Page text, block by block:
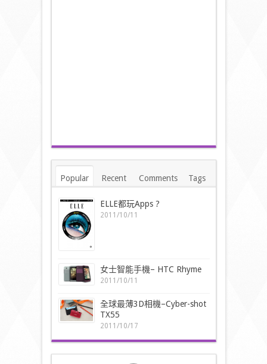
Popular Recent Comments Tags
ELLE都玩Apps ?
2011/10/11
女士智能手機– HTC Rhyme
2011/10/11
全球最薄3D相機–Cyber-shot
TX55
2011/10/17